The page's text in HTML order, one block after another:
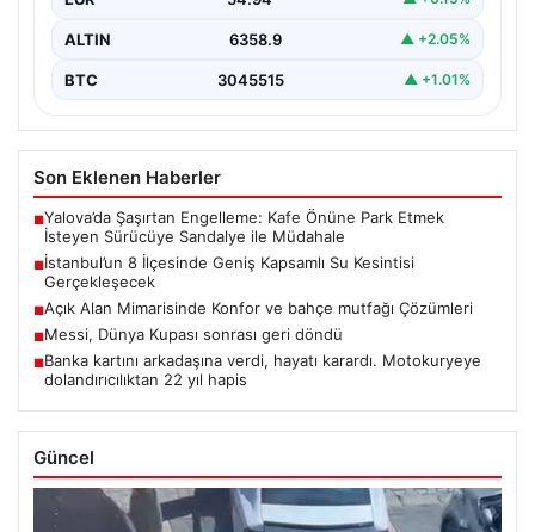
ALTIN 6358.9 ▲ +2.05%
BTC 3045515 ▲ +1.01%
Son Eklenen Haberler
■Yalova’da Şaşırtan Engelleme: Kafe Önüne Park Etmek
İsteyen Sürücüye Sandalye ile Müdahale
■İstanbul’un 8 İlçesinde Geniş Kapsamlı Su Kesintisi
Gerçekleşecek
■Açık Alan Mimarisinde Konfor ve bahçe mutfağı Çözümleri
■Messi, Dünya Kupası sonrası geri döndü
■Banka kartını arkadaşına verdi, hayatı karardı. Motokuryeye
dolandırıcılıktan 22 yıl hapis
Güncel